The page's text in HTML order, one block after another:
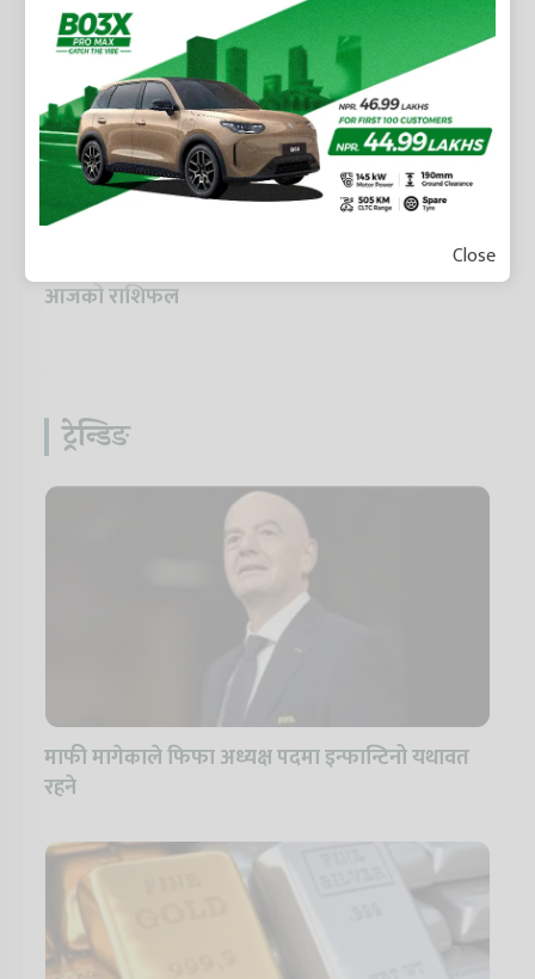
आजको राशिफल
ट्रेन्डिङ
माफी मागेकाले फिफा अध्यक्ष पदमा इन्फान्टिनो यथावत
रहने
Close